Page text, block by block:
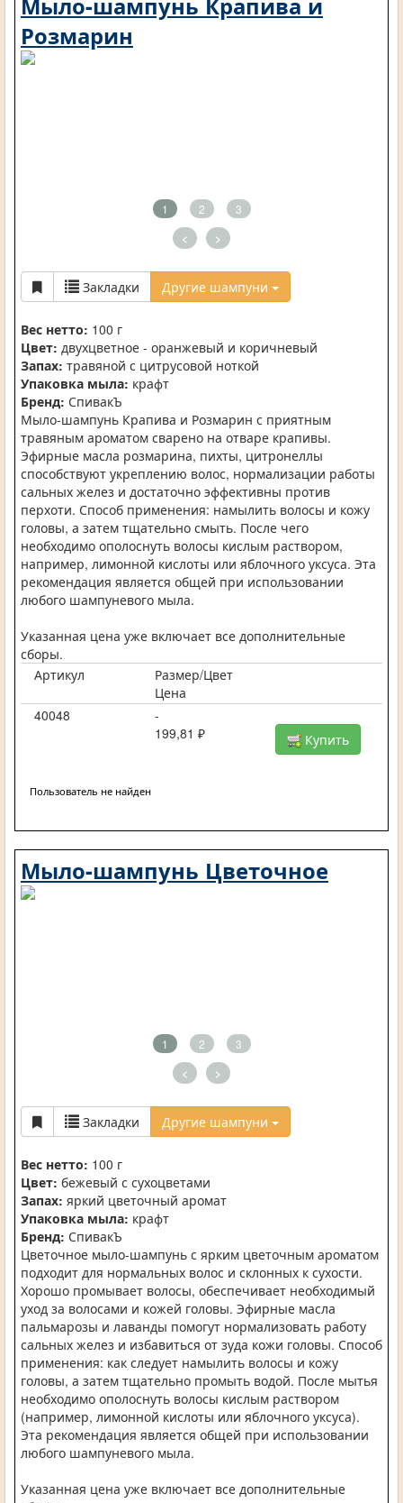
Розмарин
1 2 3
< >
Закладки Другие шампуни
Вес нетто: 100 г
Цвет: двухцветное - оранжевый и коричневый
Запах: травяной с цитрусовой ноткой
Упаковка мыла: крафт
Бренд: СпивакЪ
Мыло-шампунь Крапива и Розмарин с приятным
травяным ароматом сварено на отваре крапивы.
Эфирные масла розмарина, пихты, цитронеллы
способствуют укреплению волос, нормализации работы
сальных желез и достаточно эффективны против
перхоти. Способ применения: намылить волосы и кожу
головы, а затем тщательно смыть. После чего
необходимо ополоснуть волосы кислым раствором,
например, лимонной кислоты или яблочного уксуса. Эта
рекомендация является общей при использовании
любого шампуневого мыла.
Указанная цена уже включает все дополнительные
сборы.
Артикул
Размер/Цвет
Цена
40048
-
199,81 ₽
Купить
Пользователь не найден
Мыло-шампунь Цветочное
1 2 3
< >
Закладки Другие шампуни
Вес нетто: 100 г
Цвет: бежевый с сухоцветами
Запах: яркий цветочный аромат
Упаковка мыла: крафт
Бренд: СпивакЪ
Цветочное мыло-шампунь с ярким цветочным ароматом
подходит для нормальных волос и склонных к сухости.
Хорошо промывает волосы, обеспечивает необходимый
уход за волосами и кожей головы. Эфирные масла
пальмарозы и лаванды помогут нормализовать работу
сальных желез и избавиться от зуда кожи головы. Способ
применения: как следует намылить волосы и кожу
головы, а затем тщательно промыть водой. После мытья
необходимо ополоснуть волосы кислым раствором
(например, лимонной кислоты или яблочного уксуса).
Эта рекомендация является общей при использовании
любого шампуневого мыла.
Указанная цена уже включает все дополнительные